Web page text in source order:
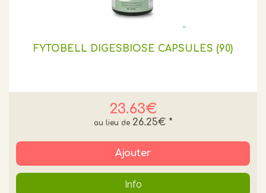
FYTOBELL DIGESBIOSE CAPSULES (90)
23.63€
26.25€ *
Ajouter
Info